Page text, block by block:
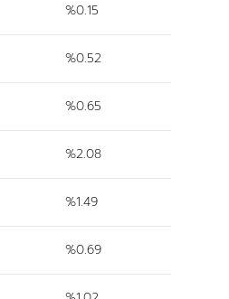
%0.15
%0.52
%0.65
%2.08
%1.49
%0.69